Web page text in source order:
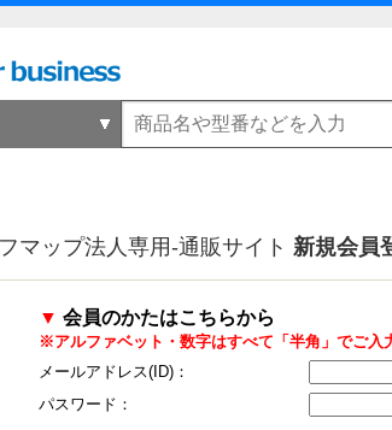
マップ法人専用-通販サイト 新規会員
▼ 会員のかたはこちらから
※アルファベット・数字はすべて「半角」でご入
メールアドレス(ID)：
パスワード：